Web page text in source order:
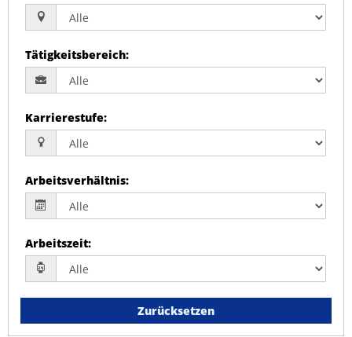
Tätigkeitsbereich:
Karrierestufe:
Arbeitsverhältnis:
Arbeitszeit:
Zurücksetzen